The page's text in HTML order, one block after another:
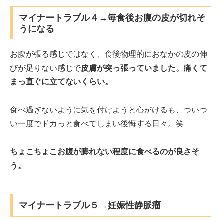
マイナートラブル４→毎食後お腹の皮が切れそ
うになる
お腹が張る感じではなく、食後物理的におなかの皮の伸
びが足りない感じで皮膚が突っ張っていました。痛くて
まっ直ぐに立てないくらい。
食べ過ぎないように気を付けようと心がけるも、ついつ
い一度でドカっと食べてしまい後悔する日々。笑
ちょこちょこお腹が膨れない程度に食べるのが良さそ
う。
マイナートラブル５→妊娠性静脈瘤